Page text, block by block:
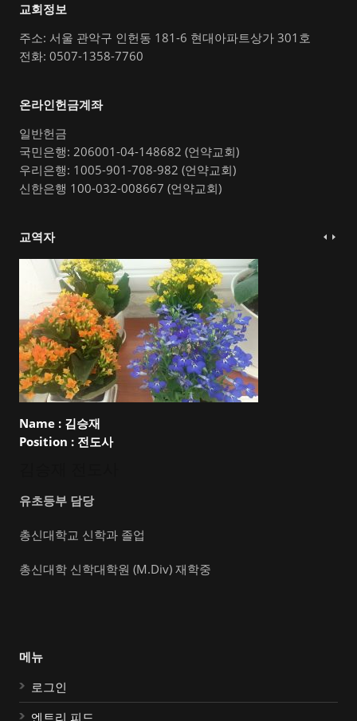
교회정보
주소: 서울 관악구 인헌동 181-6 현대아파트상가 301호
전화: 0507-1358-7760
온라인헌금계좌
일반헌금
국민은행: 206001-04-148682 (언약교회)
우리은행: 1005-901-708-982 (언약교회)
신한은행 100-032-008667 (언약교회)
교역자
Name : 김승재
Position : 전도사
유초등부 담당
총신대학교 신학과 졸업
총신대학 신학대학원 (M.Div) 재학중
메뉴
로그인
엔트리 피드